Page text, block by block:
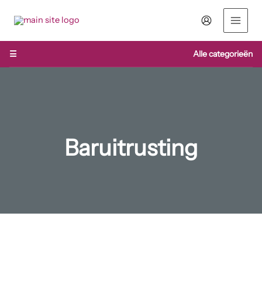
naar
inhoud
☰
Alle categorieën
Baruitrusting